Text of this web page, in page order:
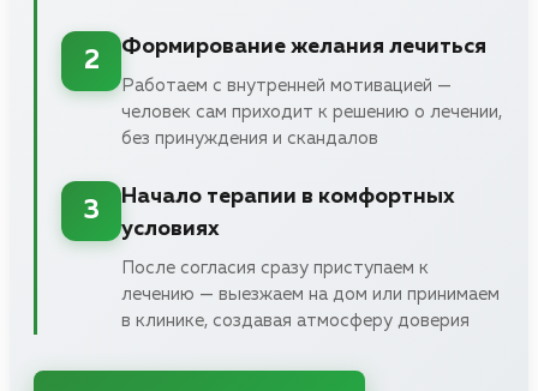
2
Формирование желания лечиться
Работаем с внутренней мотивацией —
человек сам приходит к решению о лечении,
без принуждения и скандалов
3
Начало терапии в комфортных
условиях
После согласия сразу приступаем к
лечению — выезжаем на дом или принимаем
в клинике, создавая атмосферу доверия